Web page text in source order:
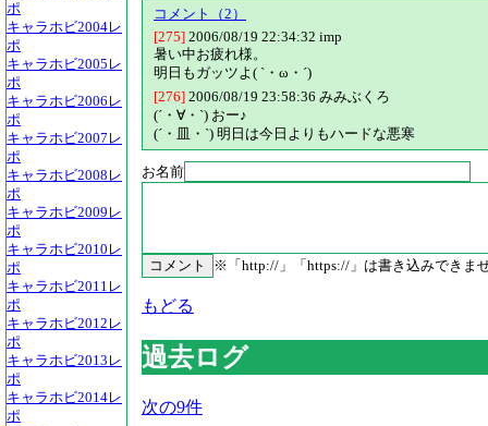
ポ
キャラホビ2004レ
ポ
キャラホビ2005レ
ポ
キャラホビ2006レ
ポ
キャラホビ2007レ
ポ
キャラホビ2008レ
ポ
キャラホビ2009レ
ポ
キャラホビ2010レ
ポ
キャラホビ2011レ
ポ
キャラホビ2012レ
ポ
キャラホビ2013レ
ポ
キャラホビ2014レ
ポ
コメント（2）
[275] 2006/08/19 22:34:32 imp
暑い中お疲れ様。
明日もガッツよ( `・ω・´)
[276] 2006/08/19 23:58:36 みみぶくろ
(´・∀・`) おー♪
(´・皿・`) 明日は今日よりもハードな悪寒
お名前
※「http://」「https://」は書き込みできま
もどる
過去ログ
次の9件